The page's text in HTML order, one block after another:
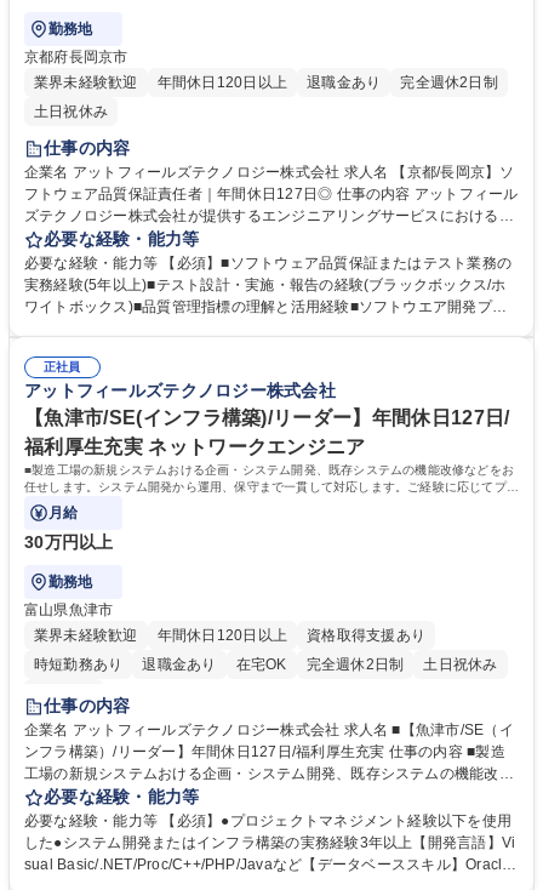
勤務地
京都府長岡京市
業界未経験歓迎
年間休日120日以上 退職金あり
完全週休2日制
土日祝休み
仕事の内容
企業名 アットフィールズテクノロジー株式会社 求人名 【京都/長岡京】ソ
フトウェア品質保証責任者｜年間休日127日◎ 仕事の内容 アットフィール
ズテクノロジー株式会社が提供するエンジニアリングサービスにおける、
ソフトウェア製品・システムの品質保証体制の構築・運用を担っていただ
きます。 【具体的には】■品質保証戦略・方針の策定と実行■テスト計
画・設計・実施の管理（手動・自動）■品質指標の設定とモニタリング
（不具合率、テストカバレッジなど）■品質に関する社内教育・啓発活動
材育成・評価） 募集職種 【京都/長岡京】ソフトウェア品質保証責任者｜
年間休日127日◎
必要な経験・能力等
必要な経験・能力等 【必須】■ソフトウェア品質保証またはテスト業務の
実務経験(5年以上)■テスト設計・実施・報告の経験(ブラックボックス/ホ
ワイトボックス)■品質管理指標の理解と活用経験■ソフトウエア開発プロ
ームマネジメントまたはプロジェクトリード経験【歓迎スキル】■テスト
自動化ツール(Selenium、Appium等)の導入・運用経験■CI/CD環境での品
質保証経験(Jenkins、GitHub Actions等)■ソフトウェア品質に関する資格
保有(JSTQB、ISTQB、QC検定など)■顧客対応経験(品質関連の説明・報
告・改善提案など) 学歴・資格 学歴：大学院 大学 高専 語学力： 資格：
正社員
アットフィールズテクノロジー株式会社
【魚津市/SE(インフラ構築)/リーダー】年間休日127日/
福利厚生充実 ネットワークエンジニア
■製造工場の新規システムおける企画・システム開発、既存システムの機能改修などをお
任せします。システム開発から運用、保守まで一貫して対応します。ご経験に応じてプロ
ジェクトマネージャーをお任せします。
月給
30万円以上
勤務地
富山県魚津市
業界未経験歓迎
年間休日120日以上
資格取得支援あり
時短勤務あり
退職金あり 在宅OK 完全週休2日制
土日祝休み
服装自由
仕事の内容
企業名 アットフィールズテクノロジー株式会社 求人名 ■【魚津市/SE（イ
ンフラ構築）/リーダー】年間休日127日/福利厚生充実 仕事の内容 ■製造
工場の新規システムおける企画・システム開発、既存システムの機能改修
などをお任せします。システム開発から運用、保守まで一貫して対応しま
す。ご経験に応じてプロジェクトマネージャーをお任せします。 ■製造工
場の生産系システム、品質系システムに必要なサーバ、ネットワークの設
計・構築・運用担当して頂きます。■小規模なプロジェクトのマネジメン
必要な経験・能力等
必要な経験・能力等 【必須】●プロジェクトマネジメント経験以下を使用
した●システム開発またはインフラ構築の実務経験3年以上【開発言語】Vi
sual Basic/.NET/Proc/C++/PHP/Javaなど【データベーススキル】Oracle